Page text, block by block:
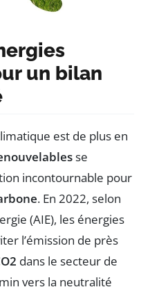
un bilan
est de plus en
se
incontournable pour
. En 2022, selon
(AIE), les énergies
l’émission de près
dans le secteur de
vers la neutralité